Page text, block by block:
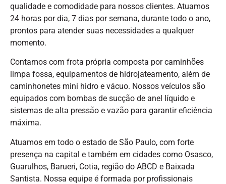
qualidade e comodidade para nossos clientes. Atuamos
24 horas por dia, 7 dias por semana, durante todo o ano,
prontos para atender suas necessidades a qualquer
momento.
Contamos com frota própria composta por caminhões
limpa fossa, equipamentos de hidrojateamento, além de
caminhonetes mini hidro e vácuo. Nossos veículos são
equipados com bombas de sucção de anel líquido e
sistemas de alta pressão e vazão para garantir eficiência
máxima.
Atuamos em todo o estado de São Paulo, com forte
presença na capital e também em cidades como Osasco,
Guarulhos, Barueri, Cotia, região do ABCD e Baixada
Santista. Nossa equipe é formada por profissionais